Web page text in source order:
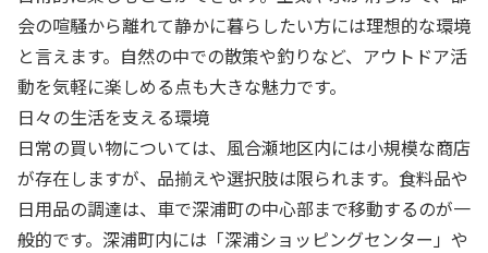
会の喧騒から離れて静かに暮らしたい方には理想的な環境
と言えます。自然の中での散策や釣りなど、アウトドア活
動を気軽に楽しめる点も大きな魅力です。
日々の生活を支える環境
日常の買い物については、風合瀬地区内には小規模な商店
が存在しますが、品揃えや選択肢は限られます。食料品や
日用品の調達は、車で深浦町の中心部まで移動するのが一
般的です。深浦町内には「深浦ショッピングセンター」や